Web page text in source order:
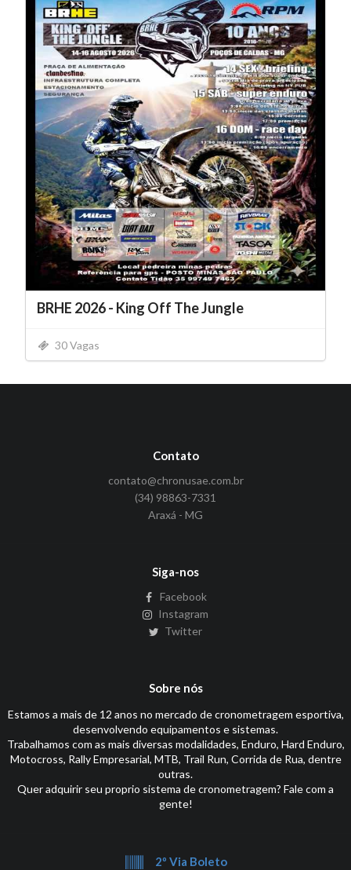
BRHE 2026 - King Off The Jungle
30 Vagas
Contato
contato@chronusae.com.br
(34) 98863-7331
Araxá - MG
Siga-nos
Facebook
Instagram
Twitter
Sobre nós
Estamos a mais de 12 anos no mercado de cronometragem esportiva,
desenvolvendo equipamentos e sistemas.
Trabalhamos com as mais diversas modalidades, Enduro, Hard Enduro,
Motocross, Rally Empresarial, MTB, Trail Run, Corrida de Rua, dentre
outras.
Quer adquirir seu proprio sistema de cronometragem? Fale com a
gente!
2º Via Boleto